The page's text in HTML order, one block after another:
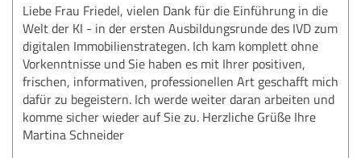
Liebe Frau Friedel, vielen Dank für die Einführung in die
Welt der KI - in der ersten Ausbildungsrunde des IVD zum
digitalen Immobilienstrategen. Ich kam komplett ohne
Vorkenntnisse und Sie haben es mit Ihrer positiven,
frischen, informativen, professionellen Art geschafft mich
dafür zu begeistern. Ich werde weiter daran arbeiten und
komme sicher wieder auf Sie zu. Herzliche Grüße Ihre
Martina Schneider